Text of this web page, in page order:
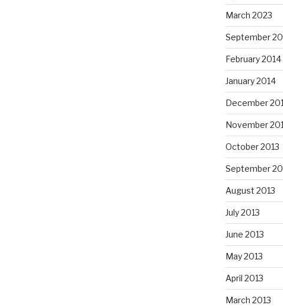
March 2023
September
February 2014
January 2014
December
November
October 2013
September
August 2013
July 2013
June 2013
May 2013
April 2013
March 2013